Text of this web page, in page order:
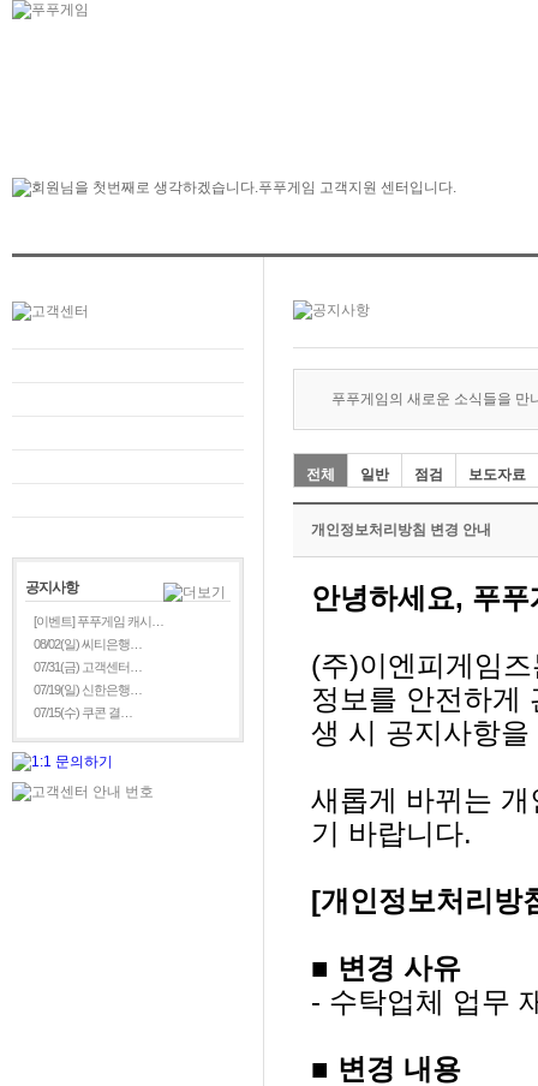
공지사항
[이벤트] 푸푸게임 캐시…
08/02(일) 씨티은행…
07/31(금) 고객센터…
07/19(일) 신한은행…
07/15(수) 쿠콘 결…
푸푸게임의 새로운 소식들을 만
전체 일반 점검 보도자료
개인정보처리방침 변경 안내
안녕하세요, 푸
(주)이엔피게임
정보를 안전하게
생 시 공지사항
새롭게 바뀌는
기 바랍니다.
[개인정보처리방
■ 변경 사유
- 수탁업체 업무
■ 변경 내용